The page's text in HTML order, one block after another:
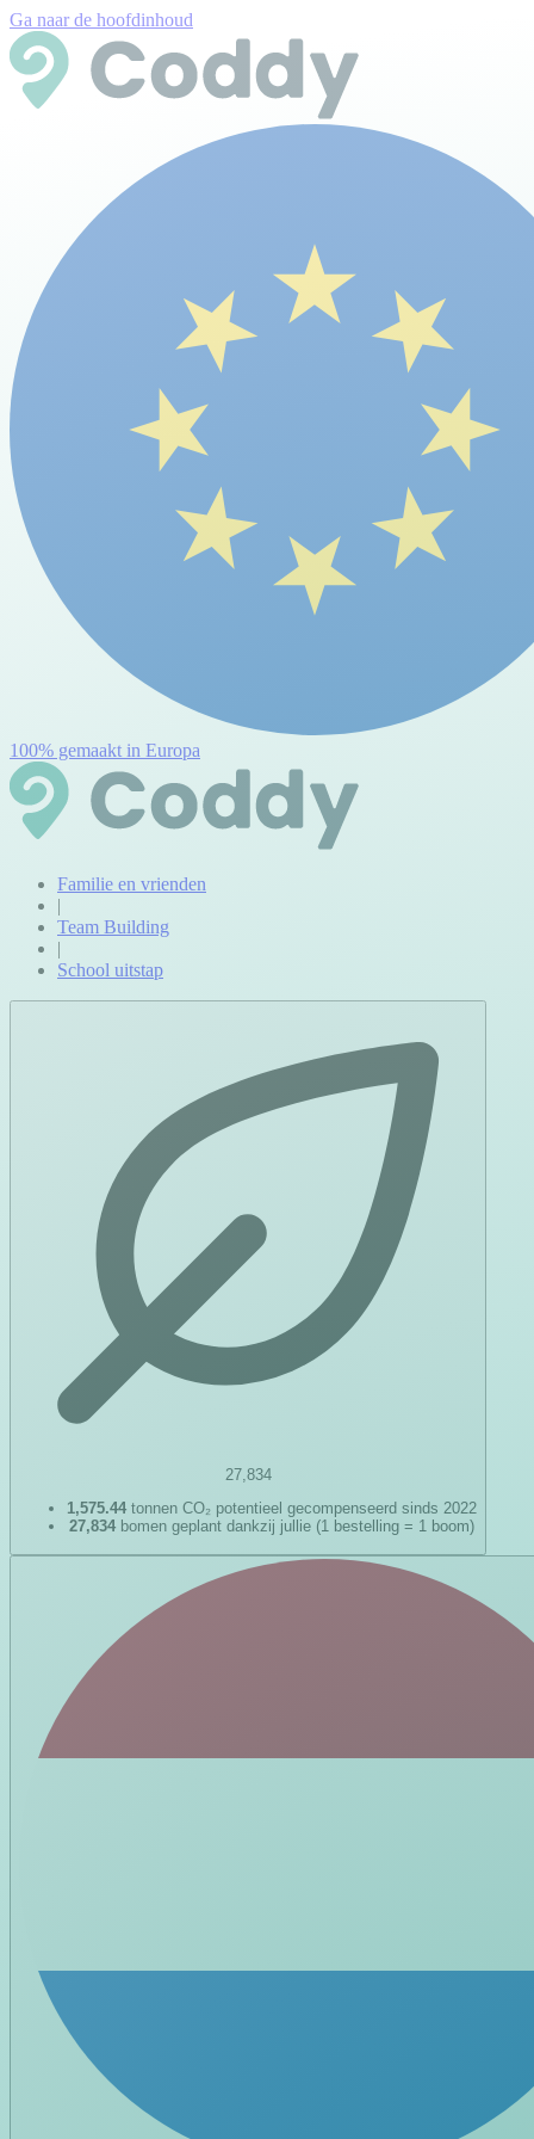
Ga naar de hoofdinhoud
100% gemaakt in Europa
Familie en vrienden
|
Team Building
|
School uitstap
27,834
1,575.44 tonnen CO₂ potentieel gecompenseerd sinds 2022
27,834 bomen geplant dankzij jullie (1 bestelling = 1 boom)